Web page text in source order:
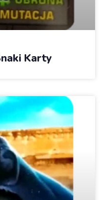
Karty